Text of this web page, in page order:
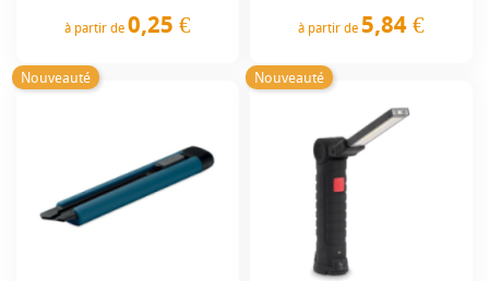
à partir de 0,25 € à partir de 5,84 €
Nouveauté Nouveauté